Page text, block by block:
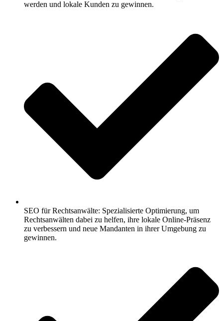
werden und lokale Kunden zu gewinnen.
SEO für Rechtsanwälte: Spezialisierte Optimierung, um
Rechtsanwälten dabei zu helfen, ihre lokale Online-Präsenz
zu verbessern und neue Mandanten in ihrer Umgebung zu
gewinnen.